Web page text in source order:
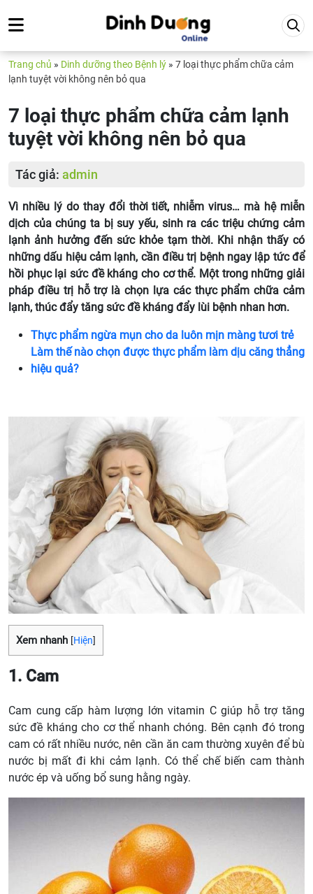
Trang chủ » Dinh dưỡng theo Bệnh lý » 7 loại thực phẩm chữa cảm
lạnh tuyệt vời không nên bỏ qua
7 loại thực phẩm chữa cảm lạnh
tuyệt vời không nên bỏ qua
Tác giả: admin
Vì nhiều lý do thay đổi thời tiết, nhiễm virus… mà hệ miễn
dịch của chúng ta bị suy yếu, sinh ra các triệu chứng cảm
lạnh ảnh hưởng đến sức khỏe tạm thời. Khi nhận thấy có
những dấu hiệu cảm lạnh, cần điều trị bệnh ngay lập tức để
hồi phục lại sức đề kháng cho cơ thể. Một trong những giải
pháp điều trị hỗ trợ là chọn lựa các thực phẩm chữa cảm
lạnh, thúc đẩy tăng sức đề kháng đẩy lùi bệnh nhan hơn.
Thực phẩm ngừa mụn cho da luôn mịn màng tươi trẻ
Làm thế nào chọn được thực phẩm làm dịu căng thẳng
hiệu quả?
Xem nhanh [Hiện]
1. Cam
Cam cung cấp hàm lượng lớn vitamin C giúp hỗ trợ tăng
sức đề kháng cho cơ thể nhanh chóng. Bên cạnh đó trong
cam có rất nhiều nước, nên cần ăn cam thường xuyên để bù
nước bị mất đi khi cảm lạnh. Có thể chế biến cam thành
nước ép và uống bổ sung hằng ngày.